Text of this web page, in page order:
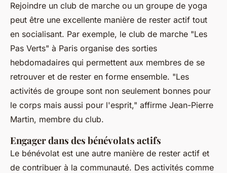
Rejoindre un club de marche ou un groupe de yoga
peut être une excellente manière de rester actif tout
en socialisant. Par exemple, le club de marche "Les
Pas Verts" à Paris organise des sorties
hebdomadaires qui permettent aux membres de se
retrouver et de rester en forme ensemble. "Les
activités de groupe sont non seulement bonnes pour
le corps mais aussi pour l'esprit," affirme Jean-Pierre
Martin, membre du club.
Engager dans des bénévolats actifs
Le bénévolat est une autre manière de rester actif et
de contribuer à la communauté. Des activités comme